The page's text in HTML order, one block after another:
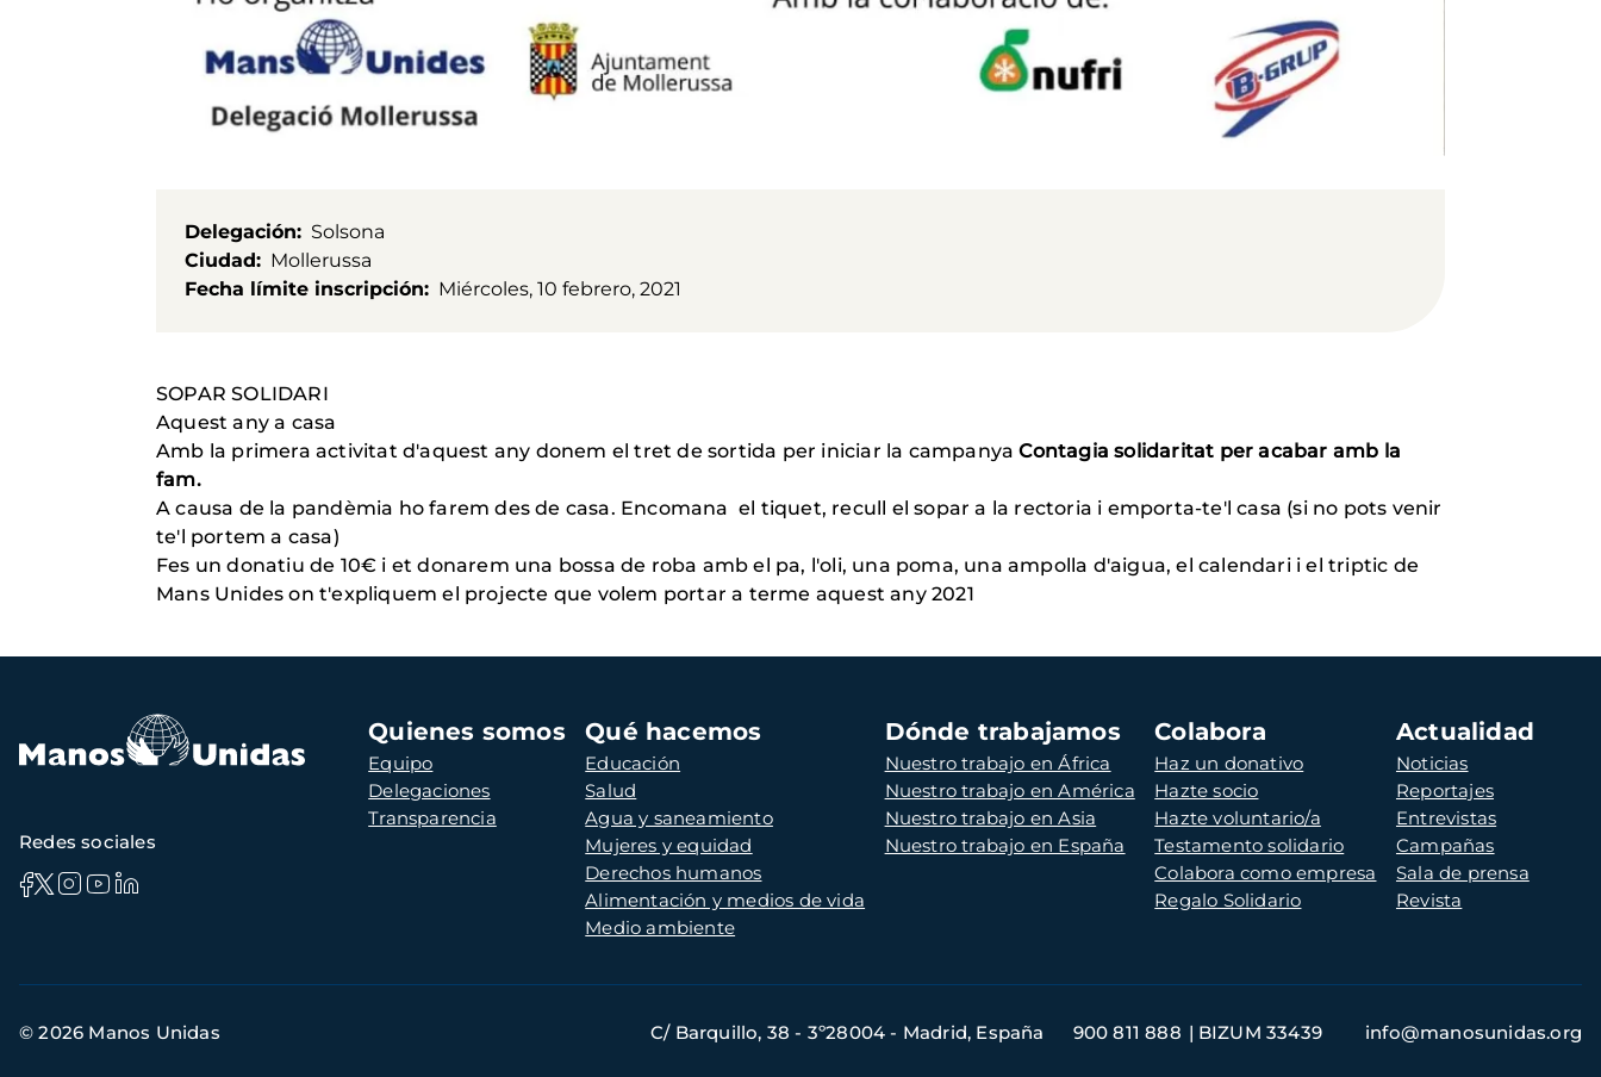
Delegación
Solsona
Ciudad
Mollerussa
Fecha límite inscripción
Miércoles, 10 febrero, 2021
SOPAR SOLIDARI
Aquest any a casa
Amb la primera activitat d'aquest any donem el tret de sortida per iniciar la campanyaContagia solidaritat per acabar amb la
fam.
A causa de la pandèmia ho farem des de casa. Encomana el tiquet, recull el sopar a la rectoria i emporta-te'l casa (si no pots venir
te'l portem a casa)
Fes un donatiu de 10€ i et donarem una bossa de roba amb el pa, l'oli, una poma, una ampolla d'aigua, el calendari i el triptic de
Mans Unides on t'expliquem el projecte que volem portar a terme aquest any 2021
Navegación
principal
Quienes somos
Equipo
Delegaciones
Transparencia
Qué hacemos
Educación
Salud
Agua y saneamiento
Mujeres y equidad
Derechos humanos
Alimentación y medios de vida
Medio ambiente
Dónde trabajamos
Nuestro trabajo en África
Nuestro trabajo en América
Nuestro trabajo en Asia
Nuestro trabajo en España
Colabora
Haz un donativo
Hazte socio
Hazte voluntario/a
Testamento solidario
Colabora como empresa
Regalo Solidario
Actualidad
Noticias
Reportajes
Entrevistas
Campañas
Sala de prensa
Revista
Redes sociales
de
© 2026 Manos Unidas C/ Barquillo, 38 - 3º28004 - Madrid, España 900 811 888 BIZUM 33439 info@manosunidas.org